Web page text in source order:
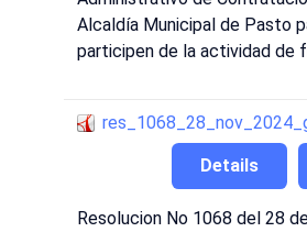
Alcaldía Municipal de Pasto
participen de la actividad de
Details
Resolucion No 1068 del 28